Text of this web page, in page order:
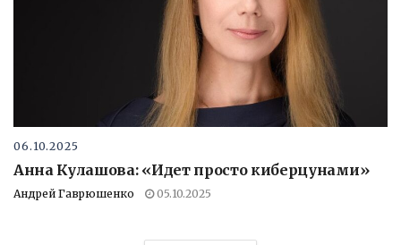
06.10.2025
Анна Кулашова: «Идет просто киберцунами»
Андрей Гаврюшенко 05.10.2025